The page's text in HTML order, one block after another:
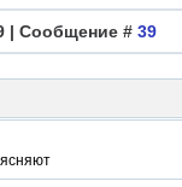
| Сообщение # 39